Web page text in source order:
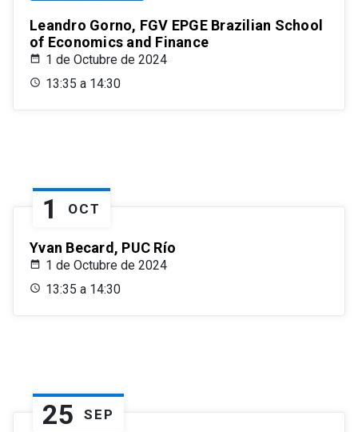
Leandro Gorno, FGV EPGE Brazilian School
of Economics and Finance
1 de Octubre de 2024
13:35 a 14:30
1 OCT
Yvan Becard, PUC Río
1 de Octubre de 2024
13:35 a 14:30
25 SEP